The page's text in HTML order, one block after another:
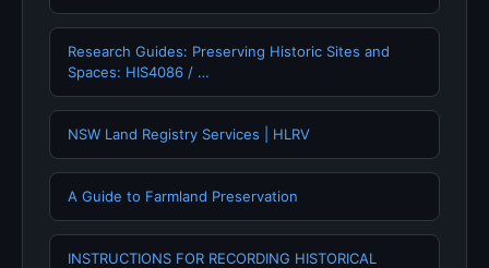
Research Guides: Preserving Historic Sites and
Spaces: HIS4086 / …
NSW Land Registry Services | HLRV
A Guide to Farmland Preservation
INSTRUCTIONS FOR RECORDING HISTORICAL